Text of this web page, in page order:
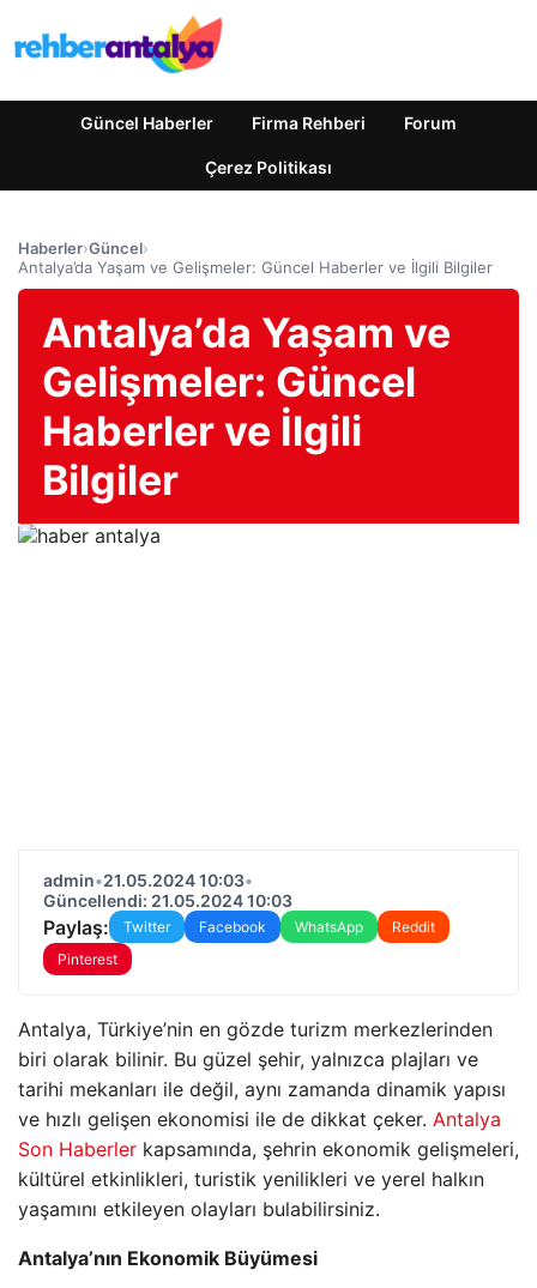
Güncel Haberler Firma Rehberi Forum
Çerez Politikası
Haberler›Güncel›
Antalya’da Yaşam ve Gelişmeler: Güncel Haberler ve İlgili Bilgiler
Antalya’da Yaşam ve
Gelişmeler: Güncel
Haberler ve İlgili
Bilgiler
admin•21.05.2024 10:03•
Güncellendi: 21.05.2024 10:03
Paylaş: Twitter Facebook WhatsApp
Reddit
Pinterest
Antalya, Türkiye’nin en gözde turizm merkezlerinden
biri olarak bilinir. Bu güzel şehir, yalnızca plajları ve
tarihi mekanları ile değil, aynı zamanda dinamik yapısı
ve hızlı gelişen ekonomisi ile de dikkat çeker. Antalya
Son Haberler kapsamında, şehrin ekonomik gelişmeleri,
kültürel etkinlikleri, turistik yenilikleri ve yerel halkın
yaşamını etkileyen olayları bulabilirsiniz.
Antalya’nın Ekonomik Büyümesi